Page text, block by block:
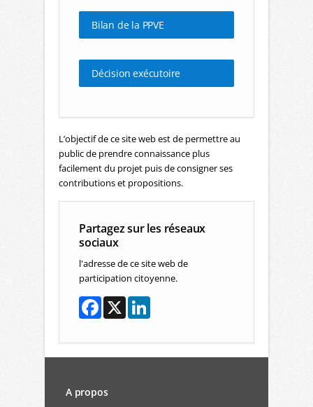
Bilan de la PPVE
Décision exécutoire
L’objectif de ce site web est de permettre au
public de prendre connaissance plus
facilement du projet puis de consigner ses
contributions et propositions.
Partagez sur les réseaux
sociaux
l'adresse de ce site web de
participation citoyenne.
A propos